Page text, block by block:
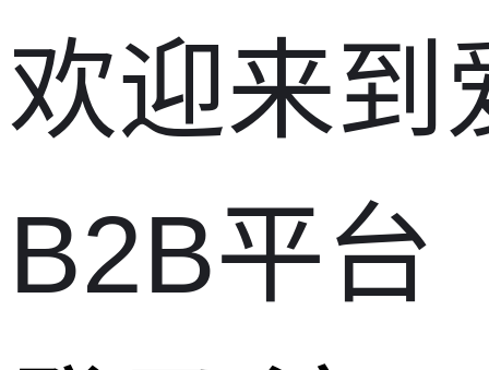
欢迎来到
B2B平台